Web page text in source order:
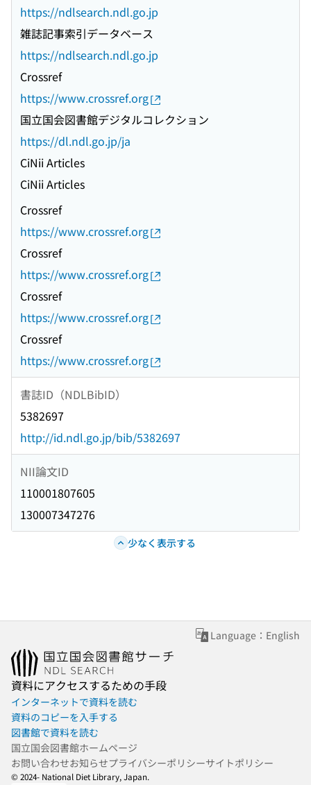
https://ndlsearch.ndl.go.jp
雑誌記事索引データベース
https://ndlsearch.ndl.go.jp
Crossref
https://www.crossref.org
国立国会図書館デジタルコレクション
https://dl.ndl.go.jp/ja
CiNii Articles
CiNii Articles
Crossref
https://www.crossref.org
Crossref
https://www.crossref.org
Crossref
https://www.crossref.org
Crossref
https://www.crossref.org
書誌ID（NDLBibID）
5382697
http://id.ndl.go.jp/bib/5382697
NII論文ID
110001807605
130007347276
少なく表示する
Language：English
資料にアクセスするための手段
インターネットで資料を読む
資料のコピーを入手する
図書館で資料を読む
国立国会図書館ホームページ
お問い合わせお知らせプライバシーポリシーサイトポリシー
© 2024- National Diet Library, Japan.